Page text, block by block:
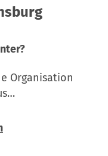
Organisation